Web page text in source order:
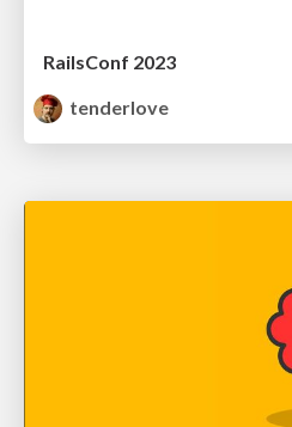
RailsConf 2023
tenderlove